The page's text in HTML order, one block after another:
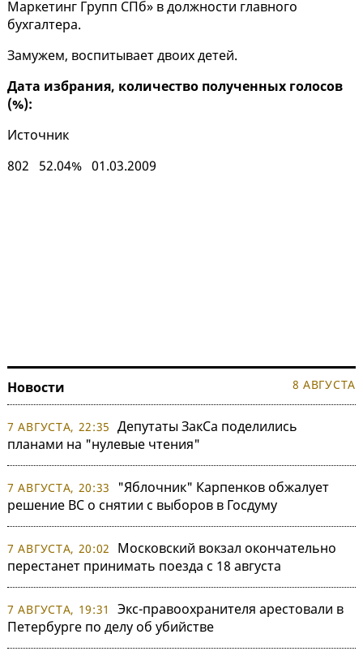
Маркетинг Групп СПб» в должности главного
бухгалтера.
Замужем, воспитывает двоих детей.
Дата избрания, количество полученных голосов
(%):
Источник
802 52.04% 01.03.2009
Новости 8 АВГУСТА
7 АВГУСТА, 22:35 Депутаты ЗакСа поделились
планами на "нулевые чтения"
7 АВГУСТА, 20:33
"Яблочник" Карпенков обжалует
решение ВС о снятии с выборов в Госдуму
7 АВГУСТА, 20:02
Московский вокзал окончательно
перестанет принимать поезда с 18 августа
7 АВГУСТА, 19:31
Экс-правоохранителя арестовали в
Петербурге по делу об убийстве